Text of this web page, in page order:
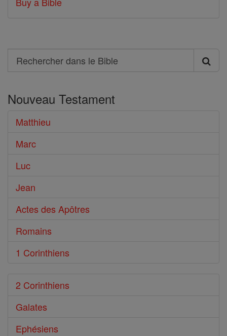
Search
Rechercher
le
Bible
Nouveau Testament
Matthieu
Marc
Luc
Jean
Actes des Apôtres
Romains
1 Corinthiens
2 Corinthiens
Galates
Ephésiens